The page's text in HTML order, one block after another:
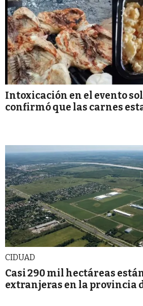
Intoxicación en el evento
confirmó que las carnes
CIDUAD
Casi 290 mil hectáreas
extranjeras en la provincia